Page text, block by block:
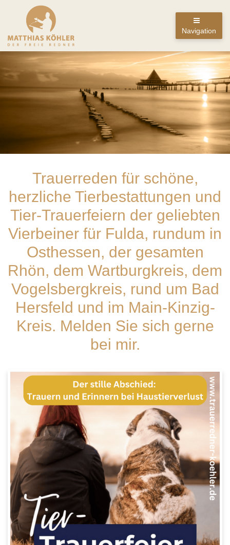
Navigation
Trauerreden für schöne,
herzliche Tierbestattungen und
Tier-Trauerfeiern der geliebten
Vierbeiner für Fulda, rundum in
Osthessen, der gesamten
Rhön, dem Wartburgkreis, dem
Vogelsbergkreis, rund um Bad
Hersfeld und im Main-Kinzig-
Kreis. Melden Sie sich gerne
bei mir.